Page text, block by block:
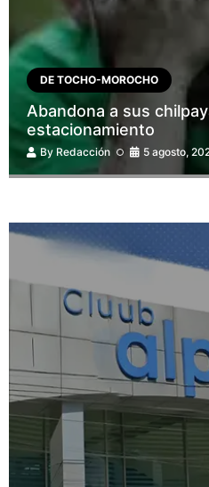
DE TOCHO-MOROCHO
Abandona a sus
estacionamiento
By Redacción 5 agosto,